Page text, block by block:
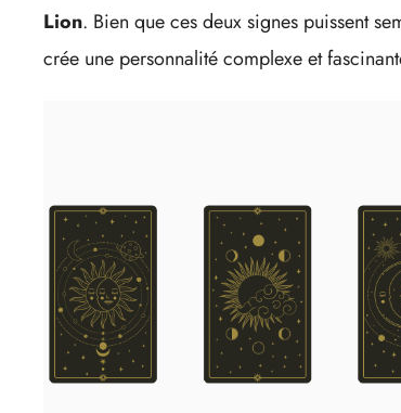
Lion. Bien que ces deux signes puissent
crée une personnalité complexe et